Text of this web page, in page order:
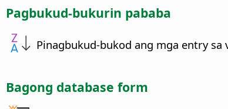
Pagbukud-bukurin pababa
Pinagbukud-bukod ang mga entry sa
Bagong database form